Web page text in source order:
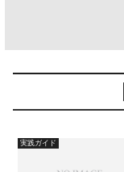
実践ガイド